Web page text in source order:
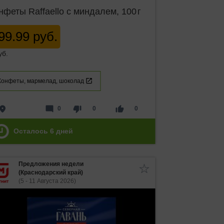
Raffaello с миндалем, 100 г
руб.
мармелад, шоколад
place thumb_down 0 thumb_up 0
mode_comment 0
Осталось 6 дней
Предложения недели
(Краснодарский край)
(5 - 11 Августа 2026)